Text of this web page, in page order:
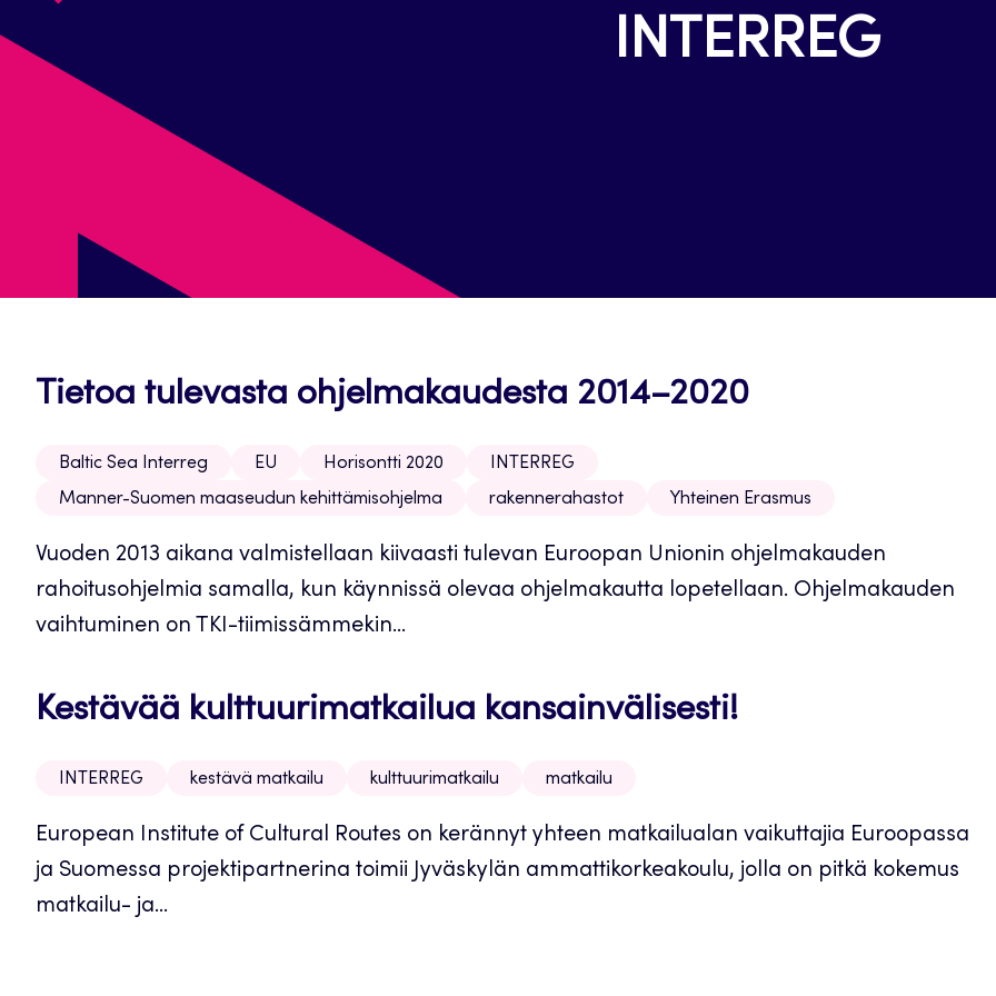
INTERREG
Tietoa tulevasta ohjelmakaudesta 2014–2020
Baltic Sea Interreg EU Horisontti 2020
INTERREG
Manner-Suomen maaseudun kehittämisohjelma
rakennerahastot Yhteinen Erasmus
Vuoden 2013 aikana valmistellaan kiivaasti tulevan Euroopan Unionin ohjelmakauden
rahoitusohjelmia samalla, kun käynnissä olevaa ohjelmakautta lopetellaan. Ohjelmakauden
vaihtuminen on TKI-tiimissämmekin...
Kestävää kulttuurimatkailua kansainvälisesti!
INTERREG kestävä matkailu kulttuurimatkailu matkailu
European Institute of Cultural Routes on kerännyt yhteen matkailualan vaikuttajia Euroopassa
ja Suomessa projektipartnerina toimii Jyväskylän ammattikorkeakoulu, jolla on pitkä kokemus
matkailu- ja...